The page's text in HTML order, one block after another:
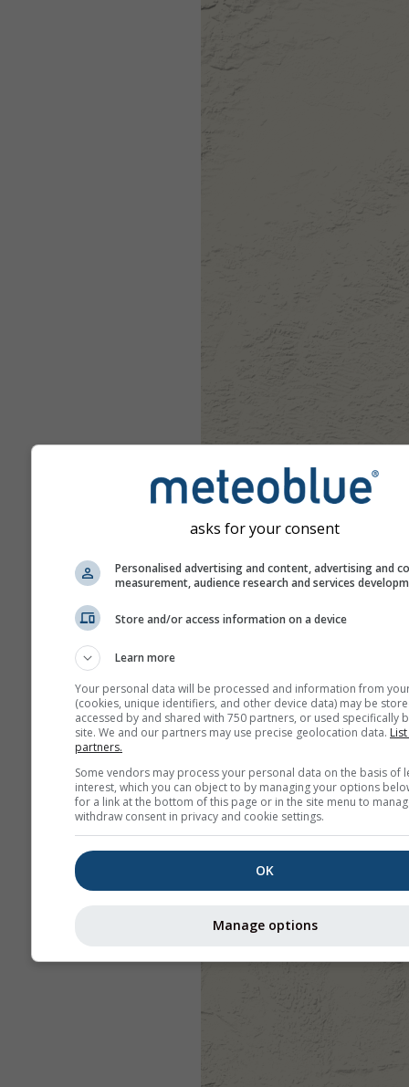
asks for your consent
Personalised advertising and content, advertising and
measurement, audience research and services
Store and/or access information on a device
Learn more
Your personal data will be processed and information from
(cookies, unique identifiers, and other device data) may be
accessed by and shared with 750 partners, or used specifically
site. We and our partners may use precise geolocation data.
partners.
Some vendors may process your personal data on the basis of
interest, which you can object to by managing your options
for a link at the bottom of this page or in the site menu to
withdraw consent in privacy and cookie settings.
OK
Manage options